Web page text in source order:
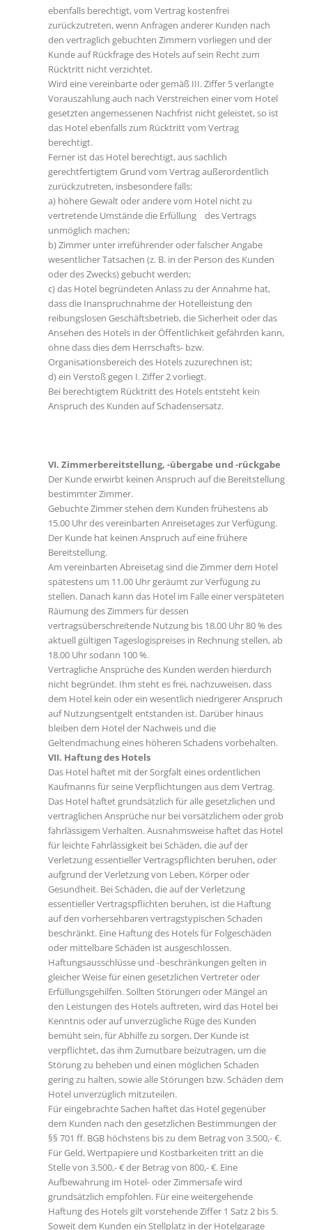
ebenfalls berechtigt, vom Vertrag kostenfrei
zurückzutreten, wenn Anfragen anderer Kunden nach
den vertraglich gebuchten Zimmern vorliegen und der
Kunde auf Rückfrage des Hotels auf sein Recht zum
Rücktritt nicht verzichtet.
Wird eine vereinbarte oder gemäß III. Ziffer 5 verlangte
Vorauszahlung auch nach Verstreichen einer vom Hotel
gesetzten angemessenen Nachfrist nicht geleistet, so ist
das Hotel ebenfalls zum Rücktritt vom Vertrag
berechtigt.
Ferner ist das Hotel berechtigt, aus sachlich
gerechtfertigtem Grund vom Vertrag außerordentlich
zurückzutreten, insbesondere falls:
a) höhere Gewalt oder andere vom Hotel nicht zu
vertretende Umstände die Erfüllung des Vertrags
unmöglich machen;
b) Zimmer unter irreführender oder falscher Angabe
wesentlicher Tatsachen (z. B. in der Person des Kunden
oder des Zwecks) gebucht werden;
c) das Hotel begründeten Anlass zu der Annahme hat,
dass die Inanspruchnahme der Hotelleistung den
reibungslosen Geschäftsbetrieb, die Sicherheit oder das
Ansehen des Hotels in der Öffentlichkeit gefährden kann,
ohne dass dies dem Herrschafts- bzw.
Organisationsbereich des Hotels zuzurechnen ist;
d) ein Verstoß gegen I. Ziffer 2 vorliegt.
Bei berechtigtem Rücktritt des Hotels entsteht kein
Anspruch des Kunden auf Schadensersatz.
VI. Zimmerbereitstellung, -übergabe und -rückgabe
Der Kunde erwirbt keinen Anspruch auf die Bereitstellung
bestimmter Zimmer.
Gebuchte Zimmer stehen dem Kunden frühestens ab
15.00 Uhr des vereinbarten Anreisetages zur Verfügung.
Der Kunde hat keinen Anspruch auf eine frühere
Bereitstellung.
Am vereinbarten Abreisetag sind die Zimmer dem Hotel
spätestens um 11.00 Uhr geräumt zur Verfügung zu
stellen. Danach kann das Hotel im Falle einer verspäteten
Räumung des Zimmers für dessen
vertragsüberschreitende Nutzung bis 18.00 Uhr 80 % des
aktuell gültigen Tageslogispreises in Rechnung stellen, ab
18.00 Uhr sodann 100 %.
Vertragliche Ansprüche des Kunden werden hierdurch
nicht begründet. Ihm steht es frei, nachzuweisen, dass
dem Hotel kein oder ein wesentlich niedrigerer Anspruch
auf Nutzungsentgelt entstanden ist. Darüber hinaus
bleiben dem Hotel der Nachweis und die
Geltendmachung eines höheren Schadens vorbehalten.
VII. Haftung des Hotels
Das Hotel haftet mit der Sorgfalt eines ordentlichen
Kaufmanns für seine Verpflichtungen aus dem Vertrag.
Das Hotel haftet grundsätzlich für alle gesetzlichen und
vertraglichen Ansprüche nur bei vorsätzlichem oder grob
fahrlässigem Verhalten. Ausnahmsweise haftet das Hotel
für leichte Fahrlässigkeit bei Schäden, die auf der
Verletzung essentieller Vertragspflichten beruhen, oder
aufgrund der Verletzung von Leben, Körper oder
Gesundheit. Bei Schäden, die auf der Verletzung
essentieller Vertragspflichten beruhen, ist die Haftung
auf den vorhersehbaren vertragstypischen Schaden
beschränkt. Eine Haftung des Hotels für Folgeschäden
oder mittelbare Schäden ist ausgeschlossen.
Haftungsausschlüsse und -beschränkungen gelten in
gleicher Weise für einen gesetzlichen Vertreter oder
Erfüllungsgehilfen. Sollten Störungen oder Mängel an
den Leistungen des Hotels auftreten, wird das Hotel bei
Kenntnis oder auf unverzügliche Rüge des Kunden
bemüht sein, für Abhilfe zu sorgen. Der Kunde ist
verpflichtet, das ihm Zumutbare beizutragen, um die
Störung zu beheben und einen möglichen Schaden
gering zu halten, sowie alle Störungen bzw. Schäden dem
Hotel unverzüglich mitzuteilen.
Für eingebrachte Sachen haftet das Hotel gegenüber
dem Kunden nach den gesetzlichen Bestimmungen der
§§ 701 ff. BGB höchstens bis zu dem Betrag von 3.500,- €.
Für Geld, Wertpapiere und Kostbarkeiten tritt an die
Stelle von 3.500,- € der Betrag von 800,- €. Eine
Aufbewahrung im Hotel- oder Zimmersafe wird
grundsätzlich empfohlen. Für eine weitergehende
Haftung des Hotels gilt vorstehende Ziffer 1 Satz 2 bis 5.
Soweit dem Kunden ein Stellplatz in der Hotelgarage